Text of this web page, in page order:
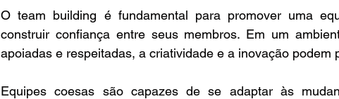
O team building é fundamental para promover uma
construir confiança entre seus membros. Em um
apoiadas e respeitadas, a criatividade e a inovação podem
Equipes coesas são capazes de se adaptar às